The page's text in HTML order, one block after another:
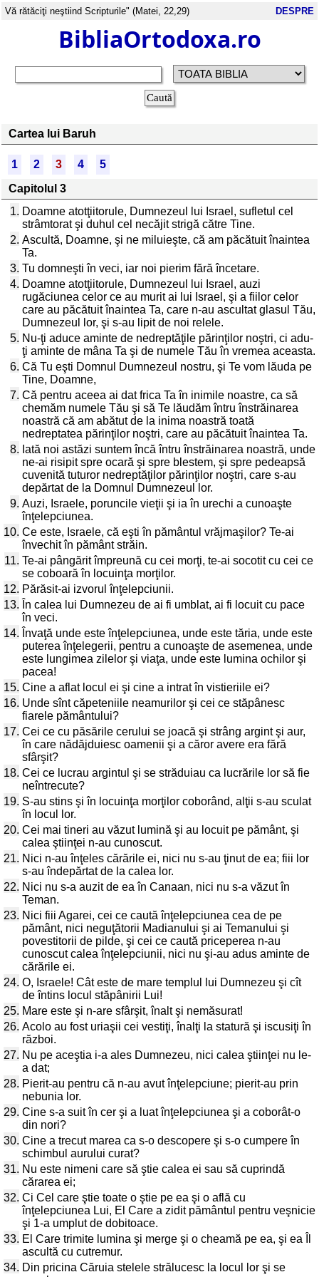
Vă rătăciţi neştiind Scripturile" (Matei, 22,29) DESPRE
BibliaOrtodoxa.ro
Cartea lui Baruh
1 2 3 4
5
Capitolul 3
1. Doamne atotţiitorule, Dumnezeul lui Israel, sufletul cel
strâmtorat şi duhul cel necăjit strigă către Tine.
2. Ascultă, Doamne, şi ne miluieşte, că am păcătuit înaintea
Ta.
3. Tu domneşti în veci, iar noi pierim fără încetare.
4. Doamne atotţiitorule, Dumnezeul lui Israel, auzi
rugăciunea celor ce au murit ai lui Israel, şi a fiilor celor
care au păcătuit înaintea Ta, care n-au ascultat glasul Tău,
Dumnezeul lor, şi s-au lipit de noi relele.
5. Nu-ţi aduce aminte de nedreptăţile părinţilor noştri, ci adu-
ţi aminte de mâna Ta şi de numele Tău în vremea aceasta.
6. Că Tu eşti Domnul Dumnezeul nostru, şi Te vom lăuda pe
Tine, Doamne,
7. Că pentru aceea ai dat frica Ta în inimile noastre, ca să
chemăm numele Tău şi să Te lăudăm întru înstrăinarea
noastră că am abătut de la inima noastră toată
nedreptatea părinţilor noştri, care au păcătuit înaintea Ta.
8. Iată noi astăzi suntem încă întru înstrăinarea noastră, unde
ne-ai risipit spre ocară şi spre blestem, şi spre pedeapsă
cuvenită tuturor nedreptăţilor părinţilor noştri, care s-au
depărtat de la Domnul Dumnezeul lor.
9. Auzi, Israele, poruncile vieţii şi ia în urechi a cunoaşte
înţelepciunea.
10. Ce este, Israele, că eşti în pământul vrăjmaşilor? Te-ai
învechit în pământ străin.
11. Te-ai pângărit împreună cu cei morţi, te-ai socotit cu cei ce
se coboară în locuinţa morţilor.
12. Părăsit-ai izvorul înţelepciunii.
13. În calea lui Dumnezeu de ai fi umblat, ai fi locuit cu pace
în veci.
14. Învaţă unde este înţelepciunea, unde este tăria, unde este
puterea înţelegerii, pentru a cunoaşte de asemenea, unde
este lungimea zilelor şi viaţa, unde este lumina ochilor şi
pacea!
15. Cine a aflat locul ei şi cine a intrat în vistieriile ei?
16. Unde sînt căpeteniile neamurilor şi cei ce stăpânesc
fiarele pământului?
17. Cei ce cu păsările cerului se joacă şi strâng argint şi aur,
în care nădăjduiesc oamenii şi a căror avere era fără
sfârşit?
18. Cei ce lucrau argintul şi se străduiau ca lucrările lor să fie
neîntrecute?
19. S-au stins şi în locuinţa morţilor coborând, alţii s-au sculat
în locul lor.
20. Cei mai tineri au văzut lumină şi au locuit pe pământ, şi
calea ştiinţei n-au cunoscut.
21. Nici n-au înţeles cărările ei, nici nu s-au ţinut de ea; fiii lor
s-au îndepărtat de la calea lor.
22. Nici nu s-a auzit de ea în Canaan, nici nu s-a văzut în
Teman.
23. Nici fiii Agarei, cei ce caută înţelepciunea cea de pe
pământ, nici neguţătorii Madianului şi ai Temanului şi
povestitorii de pilde, şi cei ce caută priceperea n-au
cunoscut calea înţelepciunii, nici nu şi-au adus aminte de
cărările ei.
24. O, Israele! Cât este de mare templul lui Dumnezeu şi cît
de întins locul stăpânirii Lui!
25. Mare este şi n-are sfârşit, înalt şi nemăsurat!
26. Acolo au fost uriaşii cei vestiţi, înalţi la statură şi iscusiţi în
război.
27. Nu pe aceştia i-a ales Dumnezeu, nici calea ştiinţei nu le-
a dat;
28. Pierit-au pentru că n-au avut înţelepciune; pierit-au prin
nebunia lor.
29. Cine s-a suit în cer şi a luat înţelepciunea şi a coborât-o
din nori?
30. Cine a trecut marea ca s-o descopere şi s-o cumpere în
schimbul aurului curat?
31. Nu este nimeni care să ştie calea ei sau să cuprindă
cărarea ei;
32. Ci Cel care ştie toate o ştie pe ea şi o află cu
înţelepciunea Lui, El Care a zidit pământul pentru veşnicie
şi 1-a umplut de dobitoace.
33. El Care trimite lumina şi merge şi o cheamă pe ea, şi ea Îl
ascultă cu cutremur.
34. Din pricina Căruia stelele strălucesc la locul lor şi se